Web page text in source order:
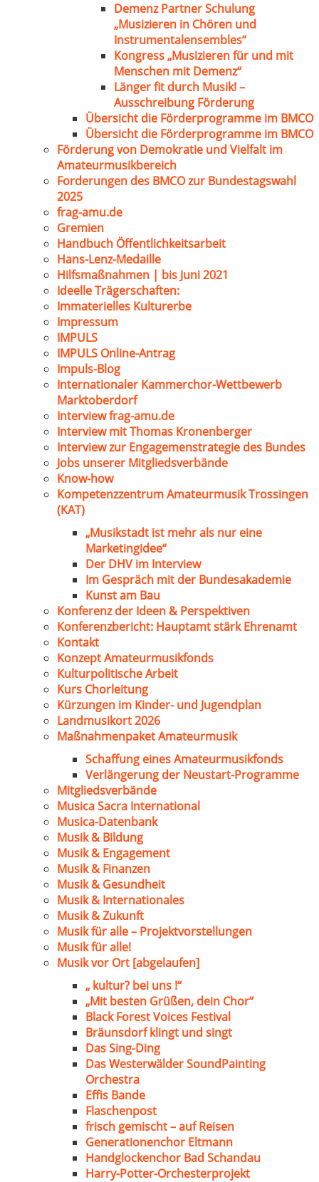
Demenz Partner Schulung
„Musizieren in Chören und
Instrumentalensembles“
Kongress „Musizieren für und mit
Menschen mit Demenz“
Länger fit durch Musik! –
Ausschreibung Förderung
Übersicht die Förderprogramme im BMCO
Übersicht die Förderprogramme im BMCO
Förderung von Demokratie und Vielfalt im
Amateurmusikbereich
Forderungen des BMCO zur Bundestagswahl
2025
frag-amu.de
Gremien
Handbuch Öffentlichkeitsarbeit
Hans-Lenz-Medaille
Hilfsmaßnahmen | bis Juni 2021
Ideelle Trägerschaften:
Immaterielles Kulturerbe
Impressum
IMPULS
IMPULS Online-Antrag
Impuls-Blog
Internationaler Kammerchor-Wettbewerb
Marktoberdorf
Interview frag-amu.de
Interview mit Thomas Kronenberger
Interview zur Engagemenstrategie des Bundes
Jobs unserer Mitgliedsverbände
Know-how
Kompetenzzentrum Amateurmusik Trossingen
(KAT)
„Musikstadt ist mehr als nur eine
Marketingidee“
Der DHV im Interview
Im Gespräch mit der Bundesakademie
Kunst am Bau
Konferenz der Ideen & Perspektiven
Konferenzbericht: Hauptamt stärk Ehrenamt
Kontakt
Konzept Amateurmusikfonds
Kulturpolitische Arbeit
Kurs Chorleitung
Kürzungen im Kinder- und Jugendplan
Landmusikort 2026
Maßnahmenpaket Amateurmusik
Schaffung eines Amateurmusikfonds
Verlängerung der Neustart-Programme
Mitgliedsverbände
Musica Sacra International
Musica-Datenbank
Musik & Bildung
Musik & Engagement
Musik & Finanzen
Musik & Gesundheit
Musik & Internationales
Musik & Zukunft
Musik für alle – Projektvorstellungen
Musik für alle!
Musik vor Ort [abgelaufen]
„ kultur? bei uns !“
„Mit besten Grüßen, dein Chor“
Black Forest Voices Festival
Bräunsdorf klingt und singt
Das Sing-Ding
Das Westerwälder SoundPainting
Orchestra
Effis Bande
Flaschenpost
frisch gemischt – auf Reisen
Generationenchor Eltmann
Handglockenchor Bad Schandau
Harry-Potter-Orchesterprojekt